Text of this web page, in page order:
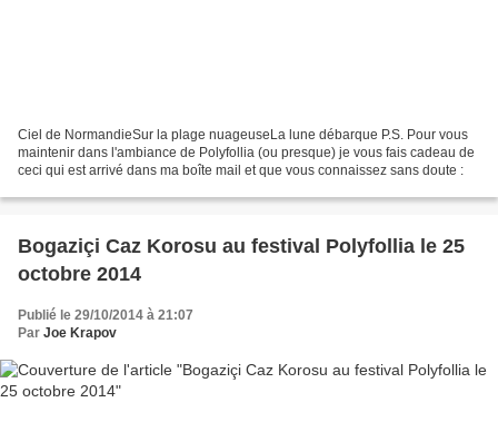
Ciel de NormandieSur la plage nuageuseLa lune débarque P.S. Pour vous
maintenir dans l'ambiance de Polyfollia (ou presque) je vous fais cadeau de
ceci qui est arrivé dans ma boîte mail et que vous connaissez sans doute :
Bogaziçi Caz Korosu au festival Polyfollia le 25
octobre 2014
Publié le 29/10/2014 à 21:07
Par Joe Krapov